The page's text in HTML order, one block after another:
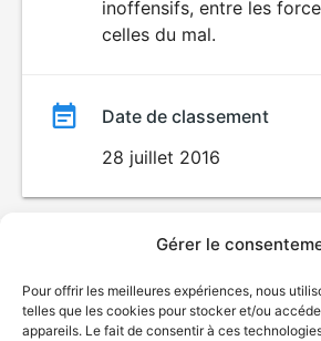
Gérer le
Pour offrir les meilleures expériences, nous
telles que les cookies pour stocker et/ou
appareils. Le fait de consentir à ces
inoffensifs, entre les
celles du mal.
Date de classement
28 juillet 2016